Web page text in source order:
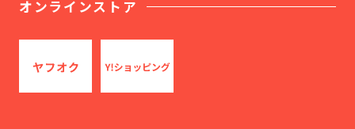
オンラインストア